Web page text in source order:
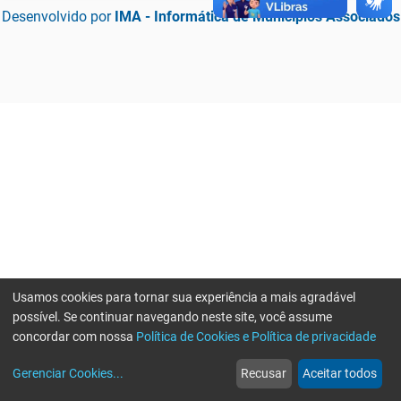
Desenvolvido por IMA - Informática de Municípios Associados
web
Notícias
more_horiz
Mais
Usamos cookies para tornar sua experiência a mais agradável
possível. Se continuar navegando neste site, você assume
concordar com nossa Política de Cookies e Política de privacidade
Gerenciar Cookies... Recusar Aceitar todos
Erro ao enviar informações, por favor tente novamente